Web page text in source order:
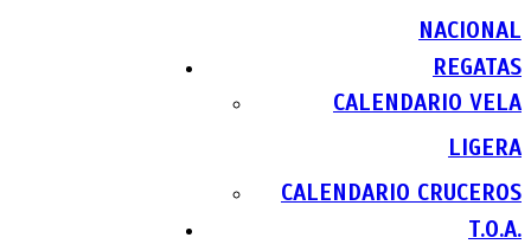
NACIONAL
REGATAS
CALENDARIO VELA
LIGERA
CALENDARIO CRUCEROS
T.O.A.